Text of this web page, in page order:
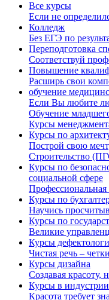
Все курсы
Если не
Колледж
Без ЕГЭ по
Переподготовка
Соответствуй
Повышение
Расширь свои
обучение
Если Вы любите
Обучение
Курсы
Курсы по
Построй свою
Строительство
Курсы по
социальной сфере
Профессиональная
Курсы по
Научись
Курсы по
Великие
Курсы
Чистая речь –
Курсы дизайна
Создавая красоту,
Курсы в
Красота требует